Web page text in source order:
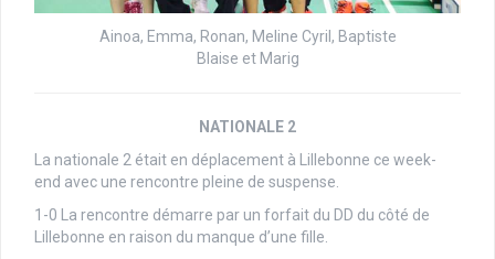
Ainoa, Emma, Ronan, Meline Cyril, Baptiste
Blaise et Marig
NATIONALE 2
La nationale 2 était en déplacement à Lillebonne ce week-
end avec une rencontre pleine de suspense.
1-0 La rencontre démarre par un forfait du DD du côté de
Lillebonne en raison du manque d’une fille.